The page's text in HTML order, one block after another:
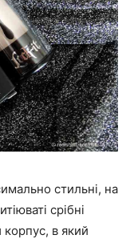
стильні, на
срібні
корпус, в який